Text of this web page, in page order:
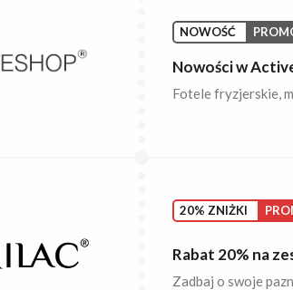
NOWOŚĆ
Nowości w
Fotele fryzjerskie,
20% ZNIŻKI
Rabat 20% na
Zadbaj o swoje